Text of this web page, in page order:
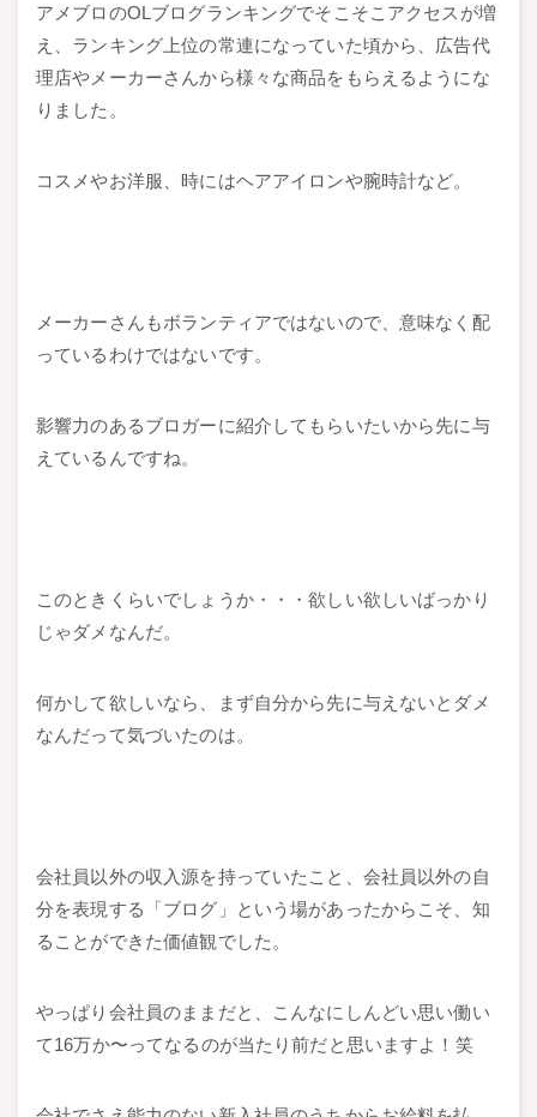
アメブロのOLブログランキングでそこそこアクセスが増
え、ランキング上位の常連になっていた頃から、広告代
理店やメーカーさんから様々な商品をもらえるようにな
りました。
コスメやお洋服、時にはヘアアイロンや腕時計など。
メーカーさんもボランティアではないので、意味なく配
っているわけではないです。
影響力のあるブロガーに紹介してもらいたいから先に与
えているんですね。
このときくらいでしょうか・・・欲しい欲しいばっかり
じゃダメなんだ。
何かして欲しいなら、まず自分から先に与えないとダメ
なんだって気づいたのは。
会社員以外の収入源を持っていたこと、会社員以外の自
分を表現する「ブログ」という場があったからこそ、知
ることができた価値観でした。
やっぱり会社員のままだと、こんなにしんどい思い働い
て16万か〜ってなるのが当たり前だと思いますよ！笑